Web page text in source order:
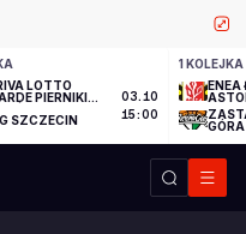
LOTTO
PIERNIKI
SZCZECIN
03.10
15:00
1 KOLEJKA
ENEA
GÓRA